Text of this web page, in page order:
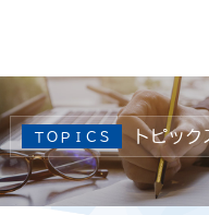
ＴＯＰＩＣＳ トピック